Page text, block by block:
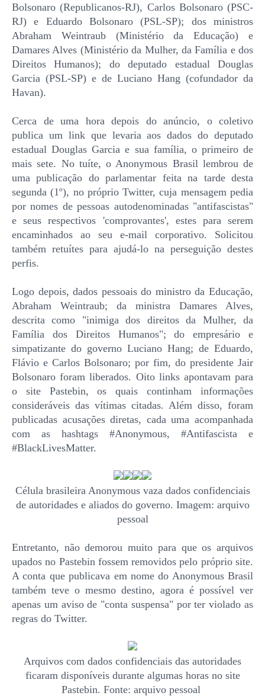
Bolsonaro (Republicanos-RJ), Carlos Bolsonaro (PSC-
RJ) e Eduardo Bolsonaro (PSL-SP); dos ministros
Abraham Weintraub (Ministério da Educação) e
Damares Alves (Ministério da Mulher, da Família e dos
Direitos Humanos); do deputado estadual Douglas
Garcia (PSL-SP) e de Luciano Hang (cofundador da
Havan).
Cerca de uma hora depois do anúncio, o coletivo
publica um link que levaria aos dados do deputado
estadual Douglas Garcia e sua família, o primeiro de
mais sete. No tuíte, o Anonymous Brasil lembrou de
uma publicação do parlamentar feita na tarde desta
segunda (1º), no próprio Twitter, cuja mensagem pedia
por nomes de pessoas autodenominadas "antifascistas"
e seus respectivos 'comprovantes', estes para serem
encaminhados ao seu e-mail corporativo. Solicitou
também retuítes para ajudá-lo na perseguição destes
perfis.
Logo depois, dados pessoais do ministro da Educação,
Abraham Weintraub; da ministra Damares Alves,
descrita como "inimiga dos direitos da Mulher, da
Família dos Direitos Humanos"; do empresário e
simpatizante do governo Luciano Hang; de Eduardo,
Flávio e Carlos Bolsonaro; por fim, do presidente Jair
Bolsonaro foram liberados. Oito links apontavam para
o site Pastebin, os quais continham informações
consideráveis das vítimas citadas. Além disso, foram
publicadas acusações diretas, cada uma acompanhada
com as hashtags #Anonymous, #Antifascista e
#BlackLivesMatter.
Célula brasileira Anonymous vaza dados confidenciais
de autoridades e aliados do governo. Imagem: arquivo
pessoal
Entretanto, não demorou muito para que os arquivos
upados no Pastebin fossem removidos pelo próprio site.
A conta que publicava em nome do Anonymous Brasil
também teve o mesmo destino, agora é possível ver
apenas um aviso de "conta suspensa" por ter violado as
regras do Twitter.
Arquivos com dados confidenciais das autoridades
ficaram disponíveis durante algumas horas no site
Pastebin. Fonte: arquivo pessoal